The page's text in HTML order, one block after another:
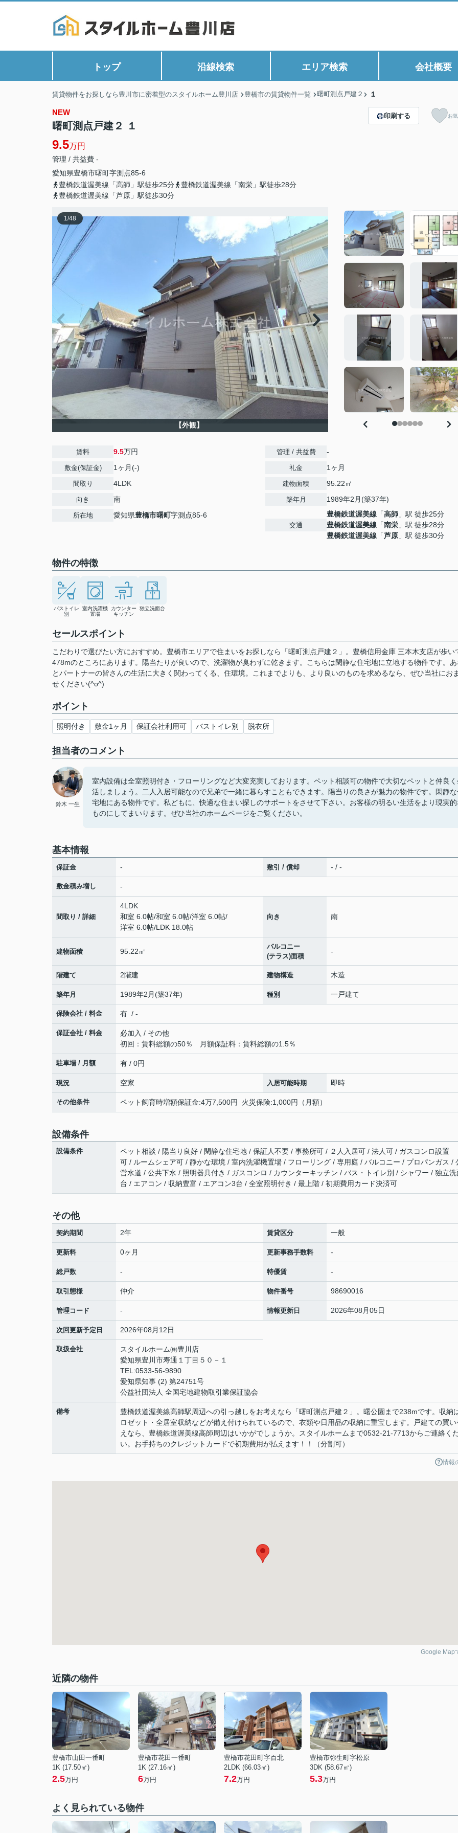
トップ 沿線検索 エリア検索 会社概要
賃貸物件をお探しなら豊川市に密着型のスタイルホーム豊川店 豊橋市の賃貸物件一覧 曙町測点戸建２ １
NEW
曙町測点戸建２ １
9.5万円
管理 / 共益費 -
愛知県豊橋市曙町字測点85-6
豊橋鉄道渥美線「高師」駅徒歩25分
豊橋鉄道渥美線「南栄」駅徒歩28分
豊橋鉄道渥美線「芦原」駅徒歩30分
印刷する お
1/48
【外観】
賃料 9.5万円
敷金(保証金) 1ヶ月(-)
間取り 4LDK
向き 南
所在地 愛知県豊橋市曙町字測点85-6
管理 / 共益費 -
礼金 1ヶ月
建物面積 95.22㎡
築年月 1989年2月(築37年)
交通
豊橋鉄道渥美線 「高師 」駅 徒歩25分
豊橋鉄道渥美線 「南栄 」駅 徒歩28分
豊橋鉄道渥美線 「芦原 」駅 徒歩30分
物件の特徴
バストイレ
別
室内洗濯機
置場
カウンター
キッチン
独立洗面台
セールスポイント
こだわりで選びたい方におすすめ。豊橋市エリアで住まいをお探しなら「曙町測点戸建２」。豊橋信用金庫 三本木支店が歩い
478mのところにあります。陽当たりが良いので、洗濯物が臭わずに乾きます。こちらは閑静な住宅地に立地する物件です。
とパートナーの皆さんの生活に大きく関わってくる、住環境。これまでよりも、より良いのものを求めるなら、ぜひ当社にお
せください(^o^)
ポイント
照明付き 敷金1ヶ月 保証会社利用可 バストイレ別 脱衣所
担当者のコメント
鈴木 一生
室内設備は全室照明付き・フローリングなど大変充実しております。ペット相談可の物件で大切なペットと仲良
活しましょう。二人入居可能なので兄弟で一緒に暮らすこともできます。陽当りの良さが魅力の物件です。閑静
宅地にある物件です。私どもに、快適な住まい探しのサポートをさせて下さい。お客様の明るい生活をより現実
ものにしてまいります。ぜひ当社のホームページをご覧ください。
基本情報
保証金 - 敷引 / 償却 - / -
敷金積み増し -
間取り / 詳細
4LDK
和室 6.0帖/和室 6.0帖/洋室 6.0帖/
洋室 6.0帖/LDK 18.0帖
向き 南
建物面積 95.22㎡
バルコニー
(テラス)面積
-
階建て 2階建 建物構造 木造
築年月 1989年2月(築37年) 種別 一戸建て
保険会社 / 料金 有 / -
保証会社 / 料金
必加入 / その他
初回：賃料総額の50％ 月額保証料：賃料総額の1.5％
駐車場 / 月額 有 / 0円
現況 空家 入居可能時期 即時
その他条件 ペット飼育時増額保証金:4万7,500円 火災保険:1,000円（月額）
設備条件
設備条件
ペット相談 / 陽当り良好 / 閑静な住宅地 / 保証人不要 / 事務所可 / ２人入居可 / 法人可 / ガスコンロ設置
可 / ルームシェア可 / 静かな環境 / 室内洗濯機置場 / フローリング / 専用庭 / バルコニー / プロパンガス /
営水道 / 公共下水 / 照明器具付き / ガスコンロ / カウンターキッチン / バス・トイレ別 / シャワー / 独立洗
台 / エアコン / 収納豊富 / エアコン3台 / 全室照明付き / 最上階 / 初期費用カード決済可
その他
契約期間 2年 賃貸区分 一般
更新料 0ヶ月 更新事務手数料 -
総戸数 - 特優賃 -
取引態様 仲介 物件番号 98690016
管理コード - 情報更新日 2026年08月05日
次回更新予定日 2026年08月12日
取扱会社
スタイルホーム㈱豊川店
愛知県豊川市寿通１丁目５０－１
TEL:0533-56-9890
愛知県知事 (2) 第24751号
公益社団法人 全国宅地建物取引業保証協会
備考
豊橋鉄道渥美線高師駅周辺への引っ越しをお考えなら「曙町測点戸建２」。曙公園まで238mです。収納
ロゼット・全居室収納などが備え付けられているので、衣類や日用品の収納に重宝します。戸建ての買い
えなら、豊橋鉄道渥美線高師周辺はいかがでしょうか。スタイルホームまで0532-21-7713からご連絡く
い。お手持ちのクレジットカードで初期費用が払えます！！（分割可）
情報
Google Map
近隣の物件
豊橋市山田一番町
1K (17.50㎡)
2.5万円
豊橋市花田一番町
1K (27.16㎡)
6万円
豊橋市花田町字百北
2LDK (66.03㎡)
7.2万円
豊橋市弥生町字松原
3DK (58.67㎡)
5.3万円
よく見られている物件